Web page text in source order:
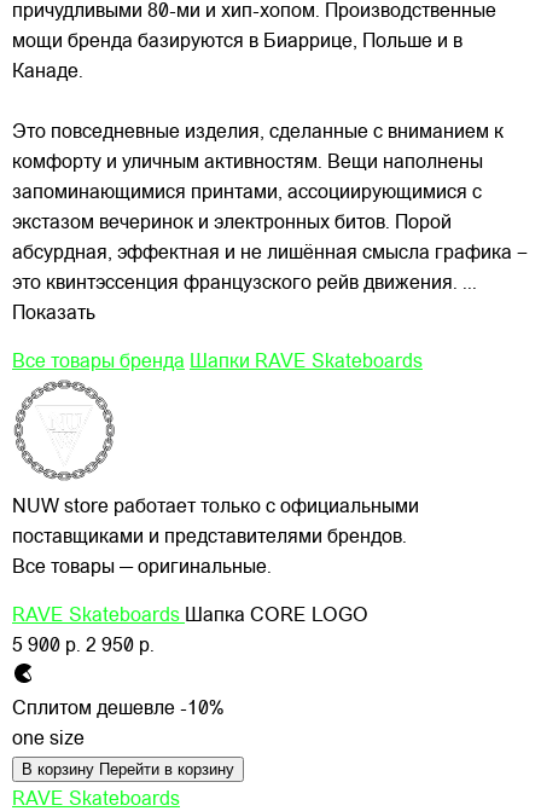
причудливыми 80-ми и хип-хопом. Производственные
мощи бренда базируются в Биаррице, Польше и в
Канаде.
Это повседневные изделия, сделанные с вниманием к
комфорту и уличным активностям. Вещи наполнены
запоминающимися принтами, ассоциирующимися с
экстазом вечеринок и электронных битов. Порой
абсурдная, эффектная и не лишённая смысла графика –
это квинтэссенция французского рейв движения. ...
Показать
Все товары бренда Шапки RAVE Skateboards
NUW store работает только с официальными
поставщиками и представителями брендов.
Все товары — оригинальные.
RAVE Skateboards Шапка CORE LOGO
5 900 р. 2 950 р.
Сплитом дешевле -10%
one size
В корзину Перейти в корзину
RAVE Skateboards